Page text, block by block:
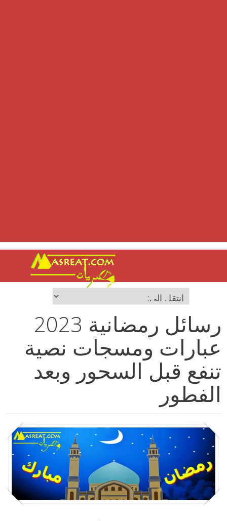
رسائل رمضانية 2023
عبارات ومسجات نصية
تنفع قبل السحور وبعد
الفطور